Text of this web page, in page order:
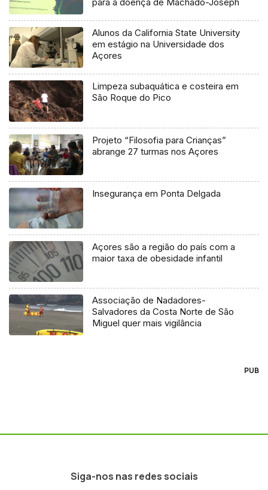
Alunos da California State University
em estágio na Universidade dos
Açores
Limpeza subaquática e costeira em
São Roque do Pico
Projeto “Filosofia para Crianças”
abrange 27 turmas nos Açores
Insegurança em Ponta Delgada
Açores são a região do país com a
maior taxa de obesidade infantil
Associação de Nadadores-
Salvadores da Costa Norte de São
Miguel quer mais vigilância
PUB
Siga-nos nas redes sociais